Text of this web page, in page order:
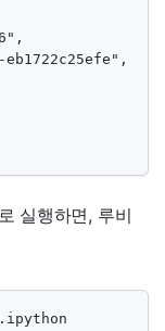
eb1722c25efe",
실행하면, 루비